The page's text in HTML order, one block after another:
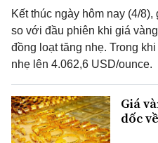
Kết thúc ngày hôm nay (4/
so với đầu phiên khi giá
đồng loạt tăng nhẹ. Trong
nhẹ lên 4.062,6 USD/ounce.
Giá
dốc